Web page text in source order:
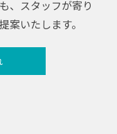
、スタッフが寄り
案いたします。